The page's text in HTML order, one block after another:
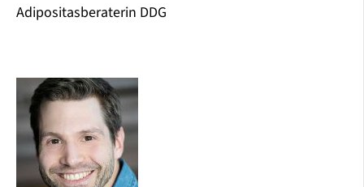
Adipositasberaterin DDG